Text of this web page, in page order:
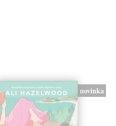
novinka